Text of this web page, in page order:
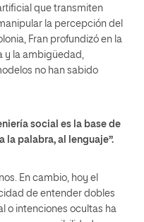
que transmiten
la percepción del
Fran profundizó en la
y la ambigüedad,
no han sabido
social es la base de
la palabra, al lenguaje”.
En cambio, hoy el
de entender dobles
o intenciones ocultas ha